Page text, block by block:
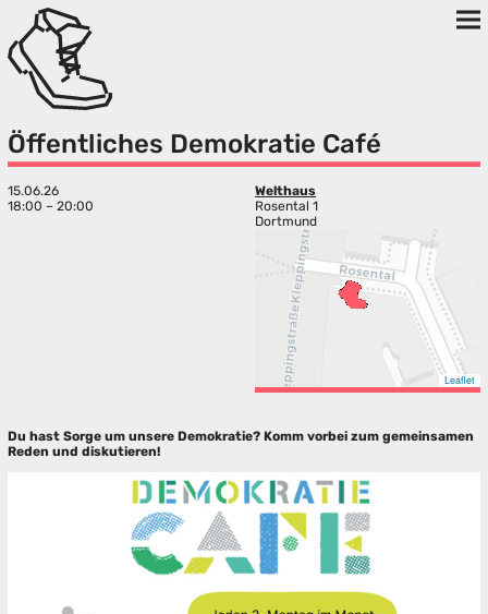
Öffentliches Demokratie Café
15.06.26
18:00 – 20:00
Welthaus
Rosental 1
Dortmund
Leaflet
Du hast Sorge um unsere Demokratie? Komm vorbei zum gemeinsamen
Reden und diskutieren!